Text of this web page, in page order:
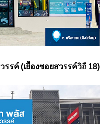
รค์ (เยื้องซอยสวรรค์วิถี 18)